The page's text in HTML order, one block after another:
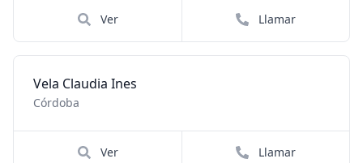
Ver Llamar
Vela Claudia Ines
Córdoba
Ver Llamar